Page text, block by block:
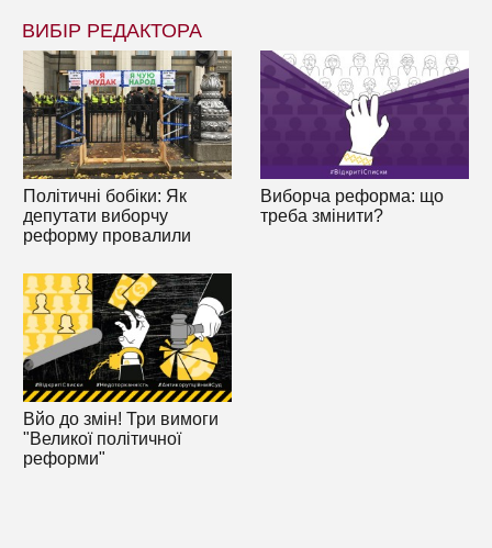
ВИБІР РЕДАКТОРА
Політичні бобіки: Як
депутати виборчу
реформу провалили
Виборча реформа: що
треба змінити?
Вйо до змін! Три вимоги
"Великої політичної
реформи"